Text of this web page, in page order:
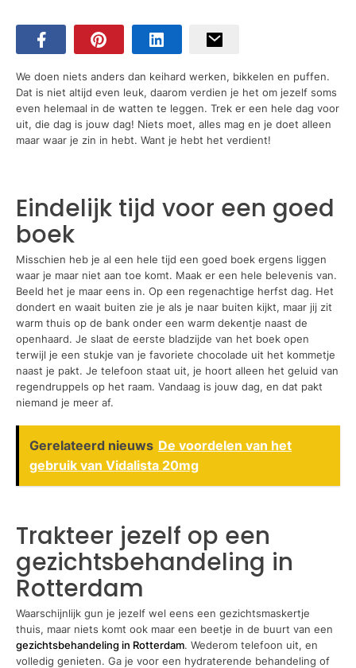
We doen niets anders dan keihard werken, bikkelen en puffen.
Dat is niet altijd even leuk, daarom verdien je het om jezelf soms
even helemaal in de watten te leggen. Trek er een hele dag voor
uit, die dag is jouw dag! Niets moet, alles mag en je doet alleen
maar waar je zin in hebt. Want je hebt het verdient!
Eindelijk tijd voor een goed
boek
Misschien heb je al een hele tijd een goed boek ergens liggen
waar je maar niet aan toe komt. Maak er een hele belevenis van.
Beeld het je maar eens in. Op een regenachtige herfst dag. Het
dondert en waait buiten zie je als je naar buiten kijkt, maar jij zit
warm thuis op de bank onder een warm dekentje naast de
openhaard. Je slaat de eerste bladzijde van het boek open
terwijl je een stukje van je favoriete chocolade uit het kommetje
naast je pakt. Je telefoon staat uit, je hoort alleen het geluid van
regendruppels op het raam. Vandaag is jouw dag, en dat pakt
niemand je meer af.
Gerelateerd nieuws De voordelen van het
gebruik van Vidalista 20mg
Trakteer jezelf op een
gezichtsbehandeling in
Rotterdam
Waarschijnlijk gun je jezelf wel eens een gezichtsmaskertje
thuis, maar niets komt ook maar een beetje in de buurt van een
gezichtsbehandeling in Rotterdam. Wederom telefoon uit, en
volledig genieten. Ga je voor een hydraterende behandeling of